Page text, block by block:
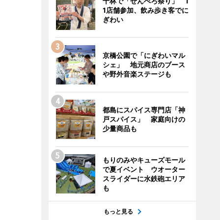
1店舗参加、飲み歩き客でに
ぎわい
京橋公園で「にぎわいマル
シェ」 地元商店のブース
や野外音楽ステージも
都島にスパイス専門店「神
戸スパイス」 家庭向けの
少量商品も
もりのみやキューズモール
で夏イベント ウオーター
スライダーに水鉄砲エリア
も
もっと見る